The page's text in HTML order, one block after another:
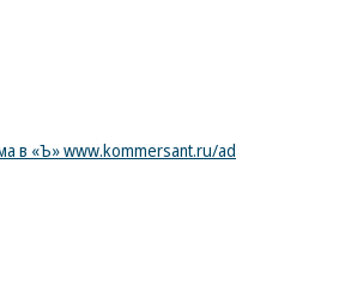
в «Ъ» www.kommersant.ru/ad